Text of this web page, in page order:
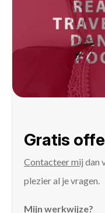
Gratis
Contacteer mij dan
plezier al je vragen.
Mijn werkwijze?